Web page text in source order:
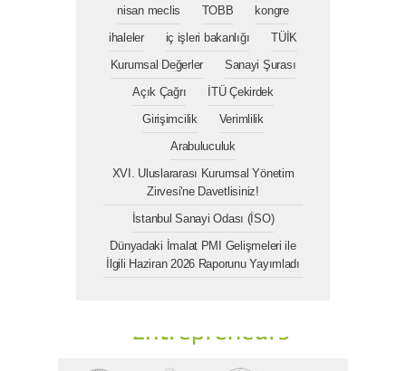
nisan meclis
TOBB
kongre
ihaleler
iç işleri bakanlığı
TÜİK
Kurumsal Değerler
Sanayi Şurası
Açık Çağrı
İTÜ Çekirdek
Girişimcilik
Verimlilik
Arabuluculuk
XVI. Uluslararası Kurumsal Yönetim
Zirvesi'ne Davetlisiniz!
İstanbul Sanayi Odası (İSO)
Dünyadaki İmalat PMI Gelişmeleri ile
İlgili Haziran 2026 Raporunu Yayımladı